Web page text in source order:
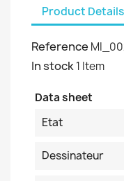
Product Details
Reference
In stock1 Item
Data sheet
Etat
Dessinateur